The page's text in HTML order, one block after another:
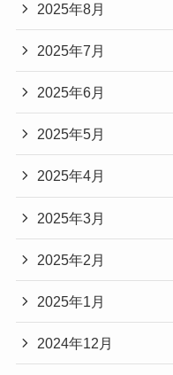
2025年8月
2025年7月
2025年6月
2025年5月
2025年4月
2025年3月
2025年2月
2025年1月
2024年12月